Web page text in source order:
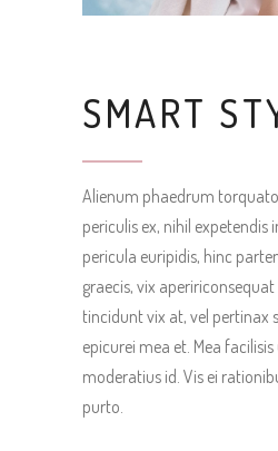
SMART
Alienum phaedrum
periculis ex, nihil expetendis
pericula euripidis, hinc
graecis, vix
tincidunt vix at, vel pertinax
epicurei mea et. Mea
moderatius id. Vis ei
purto.